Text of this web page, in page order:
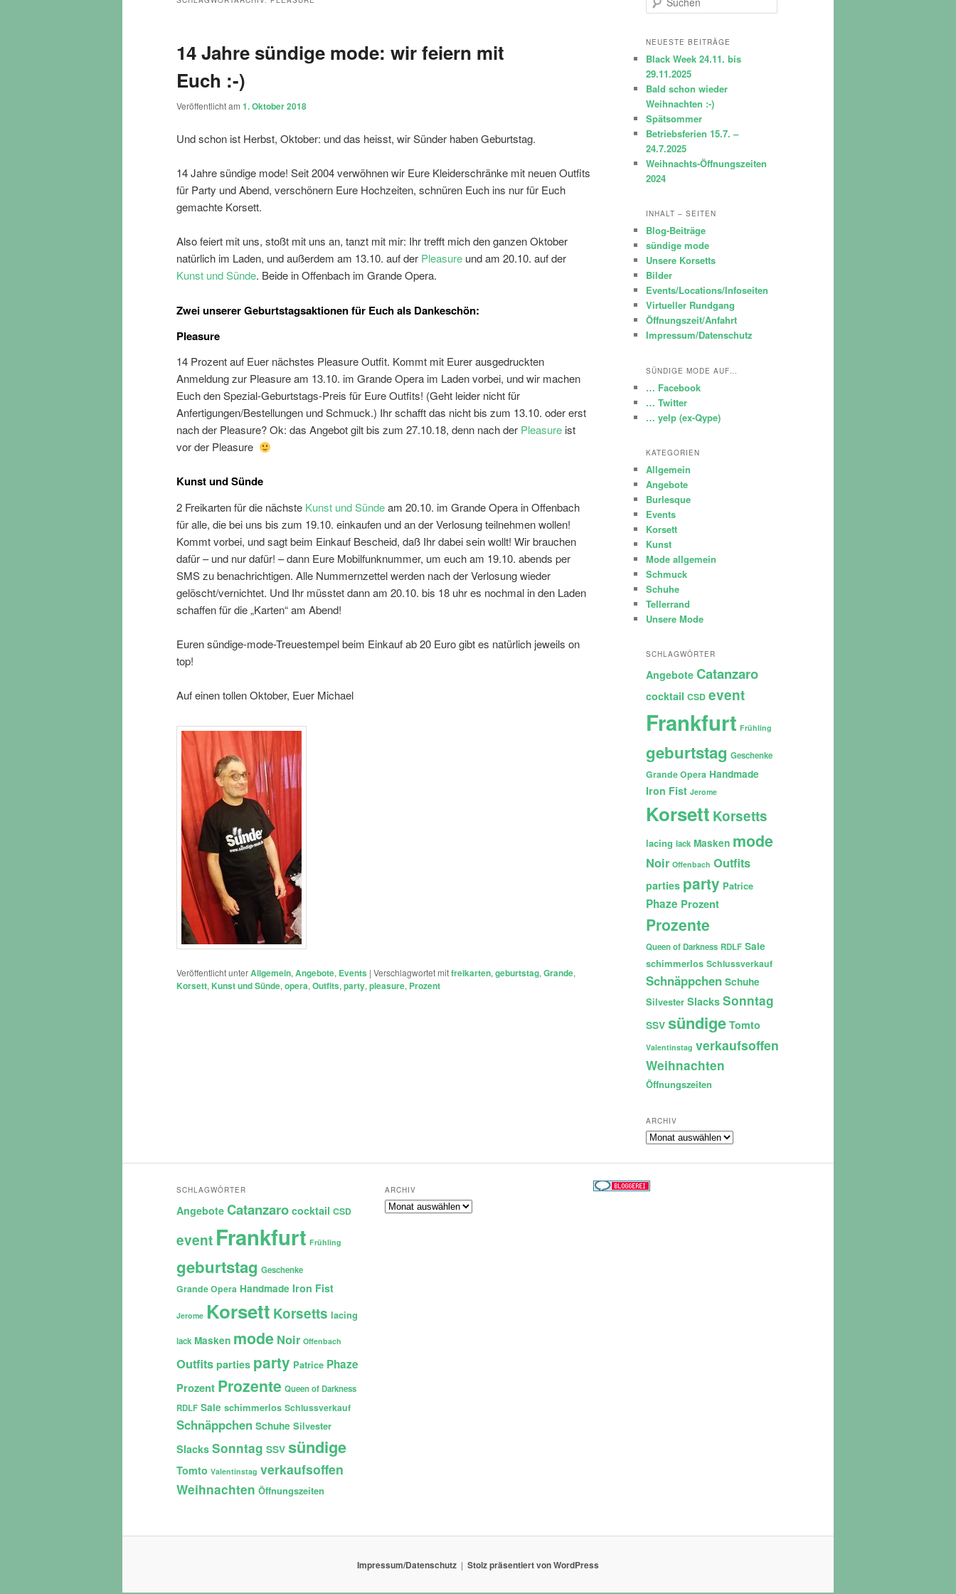
14 Jahre sündige mode: wir feiern mit
Euch :-)
Veröffentlicht am 1. Oktober 2018
Und schon ist Herbst, Oktober: und das heisst, wir Sünder haben Geburtstag.
14 Jahre sündige mode! Seit 2004 verwöhnen wir Eure Kleiderschränke mit neuen Outfits
für Party und Abend, verschönern Eure Hochzeiten, schnüren Euch ins nur für Euch
gemachte Korsett.
Also feiert mit uns, stoßt mit uns an, tanzt mit mir: Ihr trefft mich den ganzen Oktober
natürlich im Laden, und außerdem am 13.10. auf der Pleasure und am 20.10. auf der
Kunst und Sünde. Beide in Offenbach im Grande Opera.
Zwei unserer Geburtstagsaktionen für Euch als Dankeschön:
Pleasure
14 Prozent auf Euer nächstes Pleasure Outfit. Kommt mit Eurer ausgedruckten
Anmeldung zur Pleasure am 13.10. im Grande Opera im Laden vorbei, und wir machen
Euch den Spezial-Geburtstags-Preis für Eure Outfits! (Geht leider nicht für
Anfertigungen/Bestellungen und Schmuck.) Ihr schafft das nicht bis zum 13.10. oder erst
nach der Pleasure? Ok: das Angebot gilt bis zum 27.10.18, denn nach der Pleasure ist
vor der Pleasure
Kunst und Sünde
2 Freikarten für die nächste Kunst und Sündeam 20.10. im Grande Opera in Offenbach
für alle, die bei uns bis zum 19.10. einkaufen und an der Verlosung teilnehmen wollen!
Kommt vorbei, und sagt beim Einkauf Bescheid, daß Ihr dabei sein wollt! Wir brauchen
dafür – und nur dafür! – dann Eure Mobilfunknummer, um euch am 19.10. abends per
SMS zu benachrichtigen. Alle Nummernzettel werden nach der Verlosung wieder
gelöscht/vernichtet. Und Ihr müsstet dann am 20.10. bis 18 uhr es nochmal in den Laden
schaffen für die „Karten“ am Abend!
Euren sündige-mode-Treuestempel beim Einkauf ab 20 Euro gibt es natürlich jeweils on
top!
Auf einen tollen Oktober, Euer Michael
Veröffentlicht unterAllgemein, Angebote, Events | Verschlagwortet mitfreikarten, geburtstag, Grande,
Korsett, Kunst und Sünde, opera, Outfits, party, pleasure, Prozent
u
h
n
NEUESTE BEITRÄGE
Black Week 24.11. bis
29.11.2025
Bald schon wieder
Weihnachten :-)
Spätsommer
Betriebsferien 15.7. –
24.7.2025
Weihnachts-Öffnungszeiten
2024
INHALT – SEITEN
Blog-Beiträge
sündige mode
Unsere Korsetts
Bilder
Events/Locations/Infoseiten
Virtueller Rundgang
Öffnungszeit/Anfahrt
Impressum/Datenschutz
SÜNDIGE MODE AUF…
… Facebook
… Twitter
… yelp (ex-Qype)
KATEGORIEN
Allgemein
Angebote
Burlesque
Events
Korsett
Kunst
Mode allgemein
Schmuck
Schuhe
Tellerrand
Unsere Mode
SCHLAGWÖRTER
Angebote Catanzaro
cocktail CSD event
Frankfurt Frühling
geburtstag Geschenke
Grande Opera Handmade
Iron Fist Jerome
Korsett Korsetts
lacing lack Masken mode
Noir Offenbach Outfits
parties party Patrice
Phaze Prozent
Prozente
Queen of Darkness RDLF Sale
schimmerlos Schlussverkauf
Schnäppchen Schuhe
Silvester Slacks Sonntag
SSV sündige Tomto
Valentinstag verkaufsoffen
Weihnachten
Öffnungszeiten
ARCHIV
Archiv
SCHLAGWÖRTER
Angebote Catanzaro cocktail CSD
event Frankfurt Frühling
geburtstag Geschenke
Grande Opera Handmade Iron Fist
Jerome Korsett Korsetts lacing
lack Masken mode Noir Offenbach
Outfits parties party Patrice Phaze
Prozent Prozente Queen of Darkness
RDLF Sale schimmerlos Schlussverkauf
Schnäppchen Schuhe Silvester
Slacks Sonntag SSV sündige
Tomto Valentinstag verkaufsoffen
Weihnachten Öffnungszeiten
ARCHIV
Archiv
Impressum/Datenschutz Stolz präsentiert von WordPress